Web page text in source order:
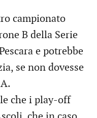
campionato
B della Serie
e potrebbe
se non dovesse
che i play-off